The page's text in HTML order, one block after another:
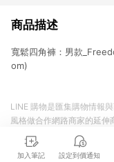
商品描述
寬鬆四角褲：男款
om)
加入筆記 設定到價通知
LINE 購物是匯集購物情報
風格做合作網路商家的延伸
商品至各合作網路商家，
準。